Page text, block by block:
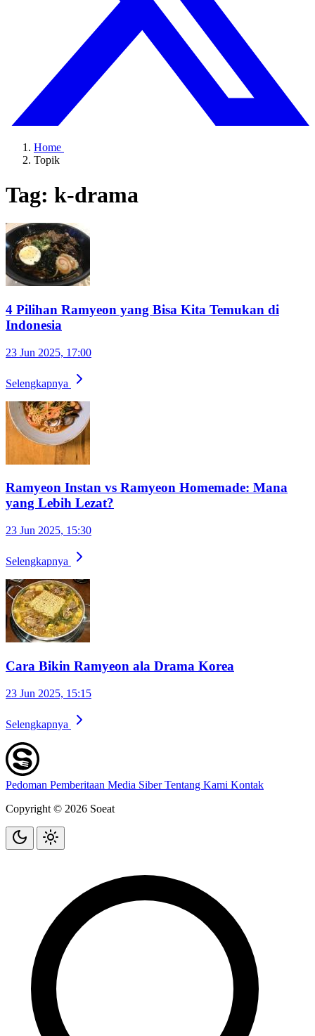
Home
Topik
Tag: k-drama
4 Pilihan Ramyeon yang Bisa Kita Temukan di
Indonesia
23 Jun 2025, 17:00
Selengkapnya
Ramyeon Instan vs Ramyeon Homemade: Mana
yang Lebih Lezat?
23 Jun 2025, 15:30
Selengkapnya
Cara Bikin Ramyeon ala Drama Korea
23 Jun 2025, 15:15
Selengkapnya
Pedoman Pemberitaan Media SiberTentang Kami Kontak
Copyright © 2026 Soeat